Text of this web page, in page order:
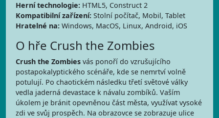
Herní technologie: HTML5, Construct 2
Kompatibilní zařízení: Stolní počítač, Mobil, Tablet
Hratelné na: Windows, MacOS, Linux, Android, iOS
O hře Crush the Zombies
Crush the Zombies vás ponoří do vzrušujícího
postapokalyptického scénáře, kde se nemrtví volně
potulují. Po chaotickém následku třetí světové války
vedla jaderná devastace k návalu zombíků. Vaším
úkolem je bránit opevněnou část města, využívat vysoké
zdi ve svůj prospěch. Na obrazovce se zobrazuje ulice